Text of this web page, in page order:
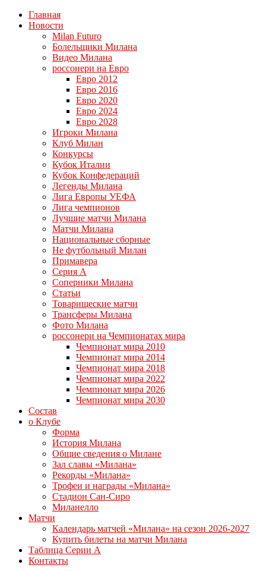
Главная
Новости
Milan Futuro
Болельщики Милана
Видео Милана
россонери на Евро
Евро 2012
Евро 2016
Евро 2020
Евро 2024
Евро 2028
Игроки Милана
Клуб Милан
Конкурсы
Кубок Италии
Кубок Конфедераций
Легенды Милана
Лига Европы УЕФА
Лига чемпионов
Лучшие матчи Милана
Матчи Милана
Национальные сборные
Не футбольный Милан
Примавера
Серия А
Соперники Милана
Статьи
Товарищеские матчи
Трансферы Милана
Фото Милана
россонери на Чемпионатах мира
Чемпионат мира 2010
Чемпионат мира 2014
Чемпионат мира 2018
Чемпионат мира 2022
Чемпионат мира 2026
Чемпионат мира 2030
Состав
о Клубе
Форма
История Милана
Общие сведения о Милане
Зал славы «Милана»
Рекорды «Милана»
Трофеи и награды «Милана»
Стадион Сан-Сиро
Миланелло
Матчи
Календарь матчей «Милана» на сезон 2026-2027
Купить билеты на матчи Милана
Таблица Серии А
Контакты